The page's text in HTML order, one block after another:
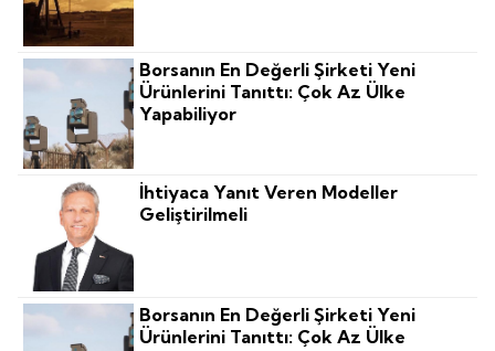
Borsanın En Değerli Şirketi Yeni
Ürünlerini Tanıttı: Çok Az Ülke
Yapabiliyor
İhtiyaca Yanıt Veren Modeller
Geliştirilmeli
Borsanın En Değerli Şirketi Yeni
Ürünlerini Tanıttı: Çok Az Ülke